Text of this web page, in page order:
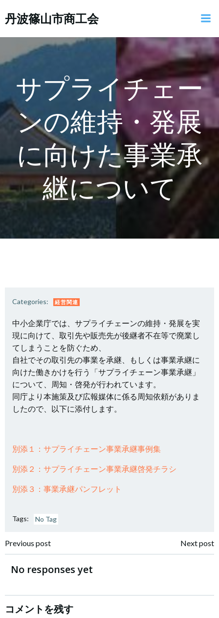
ン
へ
キ
ッ
プ
丹波篠山市商工会
サプライチェー
ンの維持・発展
に向けた事業承
継について
Categories: 経営関連
中小企業庁では、サプライチェーンの維持・発展を実
現に向けて、取引先や販売先が後継者不在等で廃業し
てしまうことを防ぐため、
自社でその取引先の事業を承継、もしくは事業承継に
向けた働きかけを行う「サプライチェーン事業承継」
について、周知・啓発が行われています。
同庁より本施策及び広報媒体に係る周知依頼がありま
したので、以下に添付します。
別添１：サプライチェーン事業承継事例集
別添２：サプライチェーン事業承継啓発チラシ
別添３：事業承継パンフレット
Tags: No Tag
投
稿
ナ
ビ
Previous post
ナ
Next post
No responses yet
コメントを残す